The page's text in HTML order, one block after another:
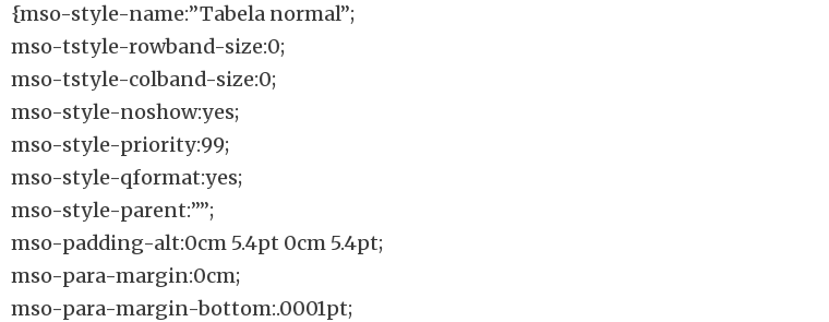
{mso-style-name:”Tabela normal”;
mso-tstyle-rowband-size:0;
mso-tstyle-colband-size:0;
mso-style-noshow:yes;
mso-style-priority:99;
mso-style-qformat:yes;
mso-style-parent:””;
mso-padding-alt:0cm 5.4pt 0cm 5.4pt;
mso-para-margin:0cm;
mso-para-margin-bottom:.0001pt;